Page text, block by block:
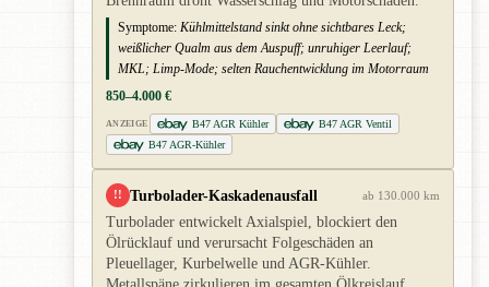
Symptome: Kühlmittelstand sinkt ohne sichtbares Leck;
weißlicher Qualm aus dem Auspuff; unruhiger Leerlauf;
MKL; Limp-Mode; selten Rauchentwicklung im Motorraum
850–4.000 €
ANZEIGE B47 AGR Kühler
B47 AGR Ventil
B47 AGR-Kühler
!! Turbolader-Kaskadenausfall ab 130.000 km
Turbolader entwickelt Axialspiel, blockiert den
Ölrücklauf und verursacht Folgeschäden an
Pleuellager, Kurbelwelle und AGR-Kühler.